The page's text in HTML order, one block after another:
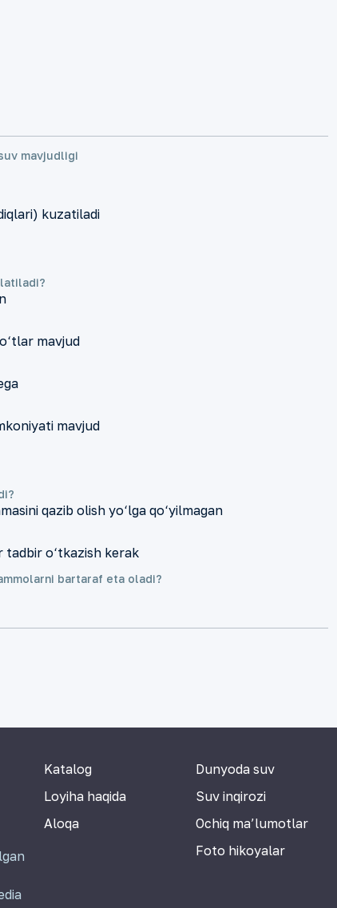
mavjudligi
kuzatiladi
mavjud
mavjud
qazib olish yo‘lga qo‘yilmagan
tadbir o‘tkazish kerak
bartaraf eta oladi?
Katalog
Loyiha haqida
Aloqa
Dunyoda suv
Suv inqirozi
Ochiq ma’lumotlar
Foto hikoyalar